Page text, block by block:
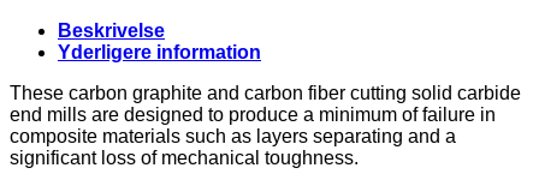
for
Carbon,
Longlife
Coating,
Down-
Cut
Beskrivelse
Yderligere information
These carbon graphite and carbon fiber cutting solid carbide
end mills are designed to produce a minimum of failure in
composite materials such as layers separating and a
significant loss of mechanical toughness.